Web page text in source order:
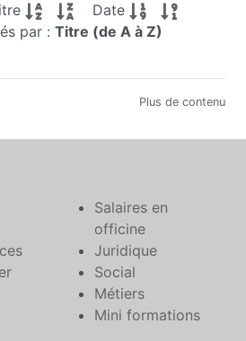
Date
par : Titre (de A à Z)
Plus de contenu
Salaires en
officine
Juridique
Social
Métiers
Mini formations